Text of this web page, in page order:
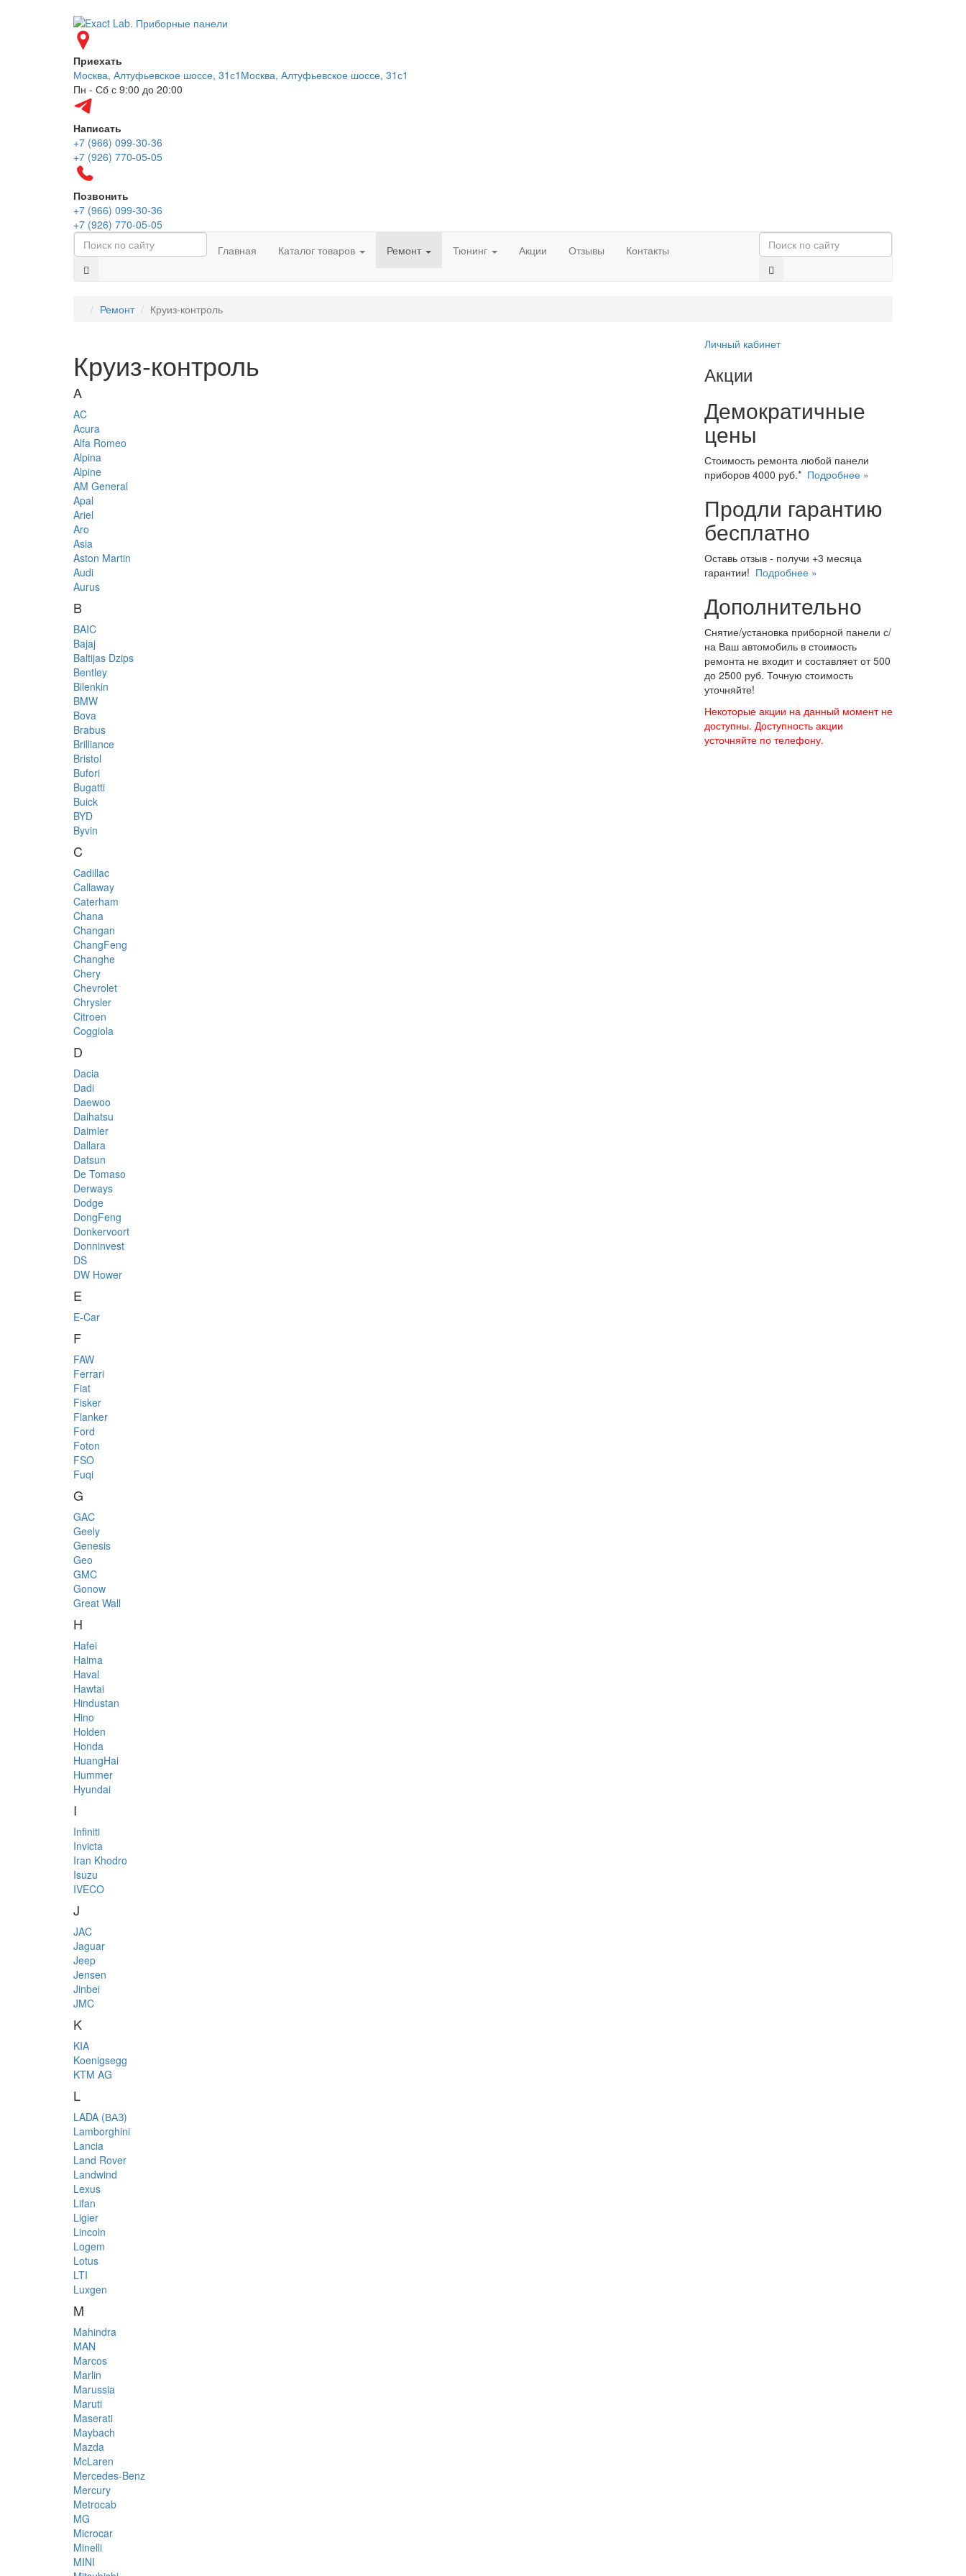
Приехать
Москва, Алтуфьевское шоссе, 31с1 Москва, Алтуфьевское шоссе, 31с1
Пн - Сб с 9:00 до 20:00
Написать
+7 (966) 099-30-36
+7 (926) 770-05-05
Позвонить
+7 (966) 099-30-36
+7 (926) 770-05-05
Главная
Каталог товаров Ремонт Тюнинг Акции Отзывы Контакты
Ремонт Круиз-контроль
Круиз-контроль
A
AC
Acura
Alfa Romeo
Alpina
Alpine
AM General
Apal
Ariel
Aro
Asia
Aston Martin
Audi
Aurus
B
BAIC
Bajaj
Baltijas Dzips
Bentley
Bilenkin
BMW
Bova
Brabus
Brilliance
Bristol
Bufori
Bugatti
Buick
BYD
Byvin
C
Cadillac
Callaway
Caterham
Chana
Changan
ChangFeng
Changhe
Chery
Chevrolet
Chrysler
Citroen
Coggiola
D
Dacia
Dadi
Daewoo
Daihatsu
Daimler
Dallara
Datsun
De Tomaso
Derways
Dodge
DongFeng
Donkervoort
Donninvest
DS
DW Hower
E
E-Car
F
FAW
Ferrari
Fiat
Fisker
Flanker
Ford
Foton
FSO
Fuqi
G
GAC
Geely
Genesis
Geo
GMC
Gonow
Great Wall
H
Hafei
Haima
Haval
Hawtai
Hindustan
Hino
Holden
Honda
HuangHai
Hummer
Hyundai
I
Infiniti
Invicta
Iran Khodro
Isuzu
IVECO
J
JAC
Jaguar
Jeep
Jensen
Jinbei
JMC
K
KIA
Koenigsegg
KTM AG
L
LADA (ВАЗ)
Lamborghini
Lancia
Land Rover
Landwind
Lexus
Lifan
Ligier
Lincoln
Logem
Lotus
LTI
Luxgen
M
Mahindra
MAN
Marcos
Marlin
Marussia
Maruti
Maserati
Maybach
Mazda
McLaren
Mercedes-Benz
Mercury
Metrocab
MG
Microcar
Minelli
MINI
Личный кабинет
Акции
Демократичные
цены
Стоимость ремонта любой панели
приборов 4000 руб.* Подробнее »
Продли гарантию
бесплатно
Оставь отзыв - получи +3 месяца
гарантии! Подробнее »
Дополнительно
Снятие/установка приборной панели с/
на Ваш автомобиль в стоимость
ремонта не входит и составляет от 500
до 2500 руб. Точную стоимость
уточняйте!
Некоторые акции на данный момент не
доступны. Доступность акции
усточняйте по телефону.